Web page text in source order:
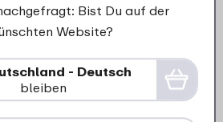
rechteckig
- Nordic blue
Bist Du auf der
Website?
- Deutsch
bleiben